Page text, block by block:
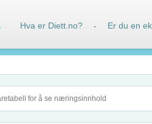
Hva er Diett.no? · Er du en